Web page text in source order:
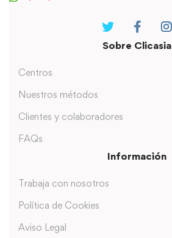
Sobre Clicasia
Centros
Nuestros métodos
Clientes y colaboradores
FAQs
Información
Trabaja con nosotros
Política de Cookies
Aviso Legal